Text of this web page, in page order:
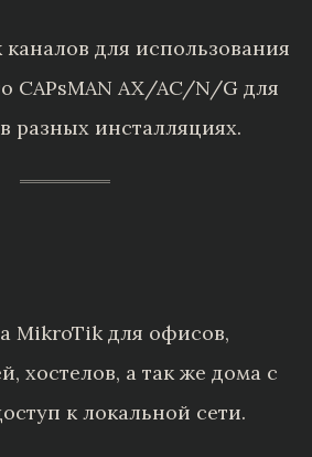
для использования
CAPsMAN AX/AC/N/G для
разных инсталляциях.
MikroTik для офисов,
хостелов, а так же дома с
к локальной сети.